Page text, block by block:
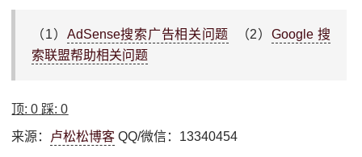
（1） AdSense搜索广告相关问题 （2） Google 搜
索联盟帮助相关问题
顶:0 踩:0
来源： 卢松松博客 QQ/微信：13340454